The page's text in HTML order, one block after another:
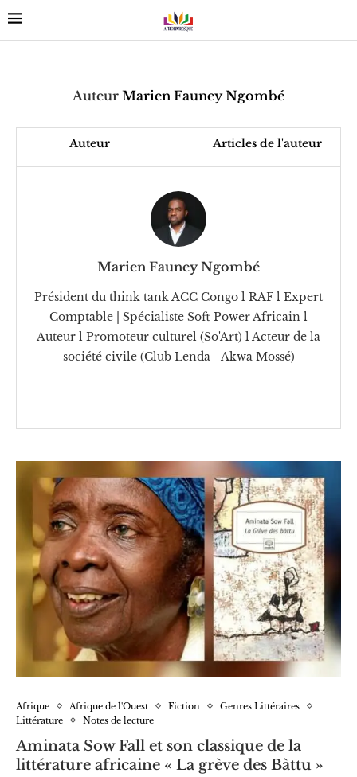
Auteur Marien Fauney Ngombé
Auteur Articles de l'auteur
Marien Fauney Ngombé
Président du think tank ACC Congo l RAF l Expert
Comptable | Spécialiste Soft Power Africain l
Auteur l Promoteur culturel (So'Art) l Acteur de la
société civile (Club Lenda - Akwa Mossé)
Afrique Afrique de l'Ouest Fiction
Genres Littéraires
Littérature
Notes de lecture
Aminata Sow Fall et son classique de la
littérature africaine « La grève des Bàttu »